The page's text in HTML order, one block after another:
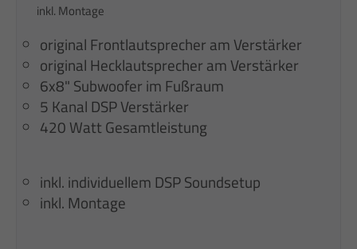
inkl. Montage
original Frontlautsprecher am Verstärker
original Hecklautsprecher am Verstärker
6x8" Subwoofer im Fußraum
5 Kanal DSP Verstärker
420 Watt Gesamtleistung
inkl. individuellem DSP Soundsetup
inkl. Montage